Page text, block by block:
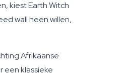
kiest Earth Witch
wall heen willen,
Afrikaanse
een klassieke